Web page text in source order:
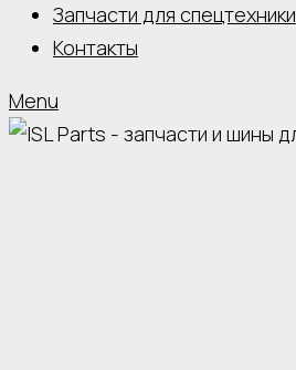
Запчасти для спецтехники
Контакты
Menu